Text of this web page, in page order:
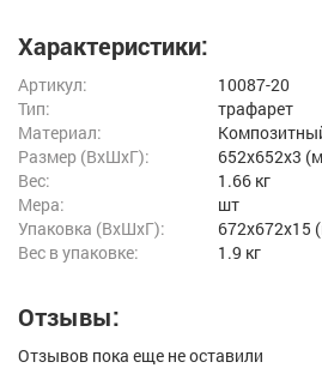
Характеристики:
Артикул:
10087-20
Тип:
трафарет
Материал:
Размер (ВxШxГ):
652x652x3
Вес:
1.66 кг
Мера:
шт
Упаковка (ВхШхГ):
672x672x15
Вес в упаковке:
1.9 кг
Отзывы:
Отзывов пока еще не оставили